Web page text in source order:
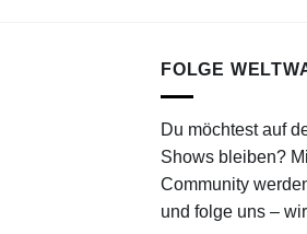
FOLGE
Du möchtest auf
Shows bleiben?
Community
und folge uns –